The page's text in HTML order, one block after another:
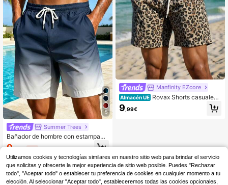
5
Summer Trees
Bañador de hombre con estampado
degradado, sin forro, cintura elástic
ntalones cortos de playa hawaiana
9,89€ -1% 9,99€
Manfinity EZcore
Almacén UE Rovax Shorts casuales
de playa con estampado de leopard
o para hombres
9,99€
Utilizamos cookies y tecnologías similares en nuestro sitio web para brindar el servicio
que solicitas y ofrecerte la mejor experiencia de sitio web posible. Puedes "Rechazar
todo", "Aceptar todo" o establecer tu preferencia de cookies en cualquier momento a tu
elección. Al seleccionar "Aceptar todo", estableceremos todas las cookies opcionales,